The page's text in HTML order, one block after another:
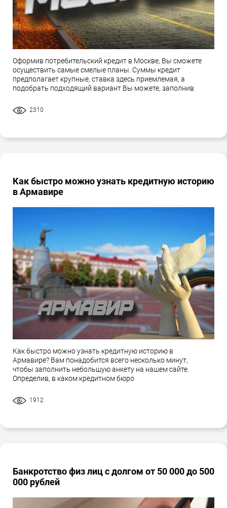
Оформив потребительский кредит в Москве, Вы сможете
осуществить самые смелые планы. Суммы кредит
предполагает крупные, ставка здесь приемлемая, а
подобрать подходящий вариант Вы можете, заполнив
2310
Как быстро можно узнать кредитную историю
в Армавире
Как быстро можно узнать кредитную историю в
Армавире? Вам понадобится всего несколько минут,
чтобы заполнить небольшую анкету на нашем сайте.
Определив, в каком кредитном бюро
1912
Банкротство физ лиц с долгом от 50 000 до 500
000 рублей